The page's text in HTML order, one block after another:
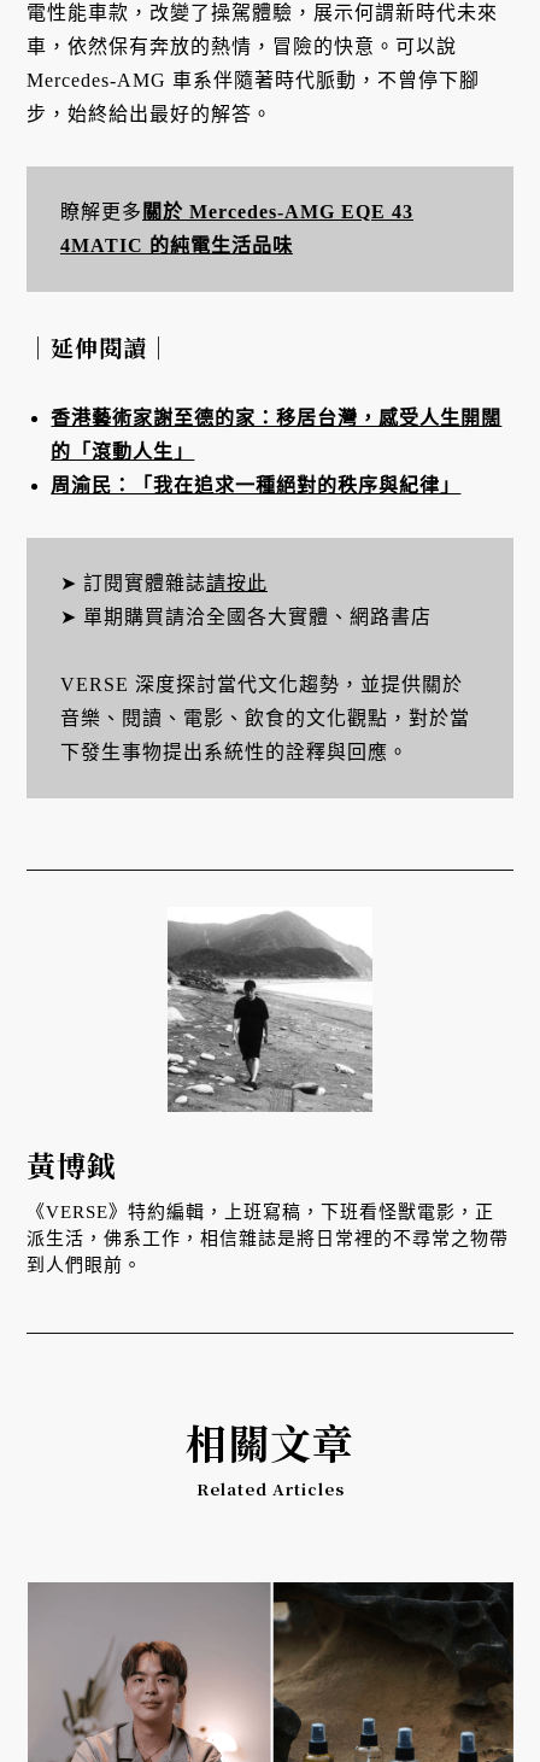
電性能車款，改變了操駕體驗，展示何謂新時代未來
車，依然保有奔放的熱情，冒險的快意。可以說
Mercedes-AMG 車系伴隨著時代脈動，不曾停下腳
步，始終給出最好的解答。
瞭解更多 關於 Mercedes-AMG EQE 43
4MATIC 的純電生活品味
｜延伸閱讀｜
香港藝術家謝至德的家：移居台灣，感受人生開闊
的「滾動人生」
周渝民：「我在追求一種絕對的秩序與紀律」
➤ 訂閱實體雜誌請按此
➤ 單期購買請洽全國各大實體、網路書店
VERSE 深度探討當代文化趨勢，並提供關於
音樂、閱讀、電影、飲食的文化觀點，對於當
下發生事物提出系統性的詮釋與回應。
黃博鉞
《VERSE》特約編輯，上班寫稿，下班看怪獸電影，正
派生活，佛系工作，相信雜誌是將日常裡的不尋常之物帶
到人們眼前。
相關文章
Related Articles